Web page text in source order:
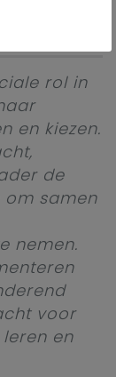
rol in
en kiezen.
de
samen
nemen.
voor
en